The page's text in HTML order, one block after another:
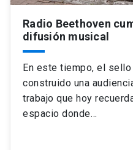
Radio Beethoven
difusión musical
En este tiempo, el
construido una
trabajo que hoy
espacio donde…